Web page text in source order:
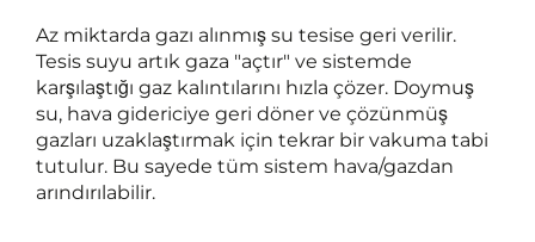
Az miktarda gazı alınmış su tesise geri verilir.
Tesis suyu artık gaza "açtır" ve sistemde
karşılaştığı gaz kalıntılarını hızla çözer. Doymuş
su, hava gidericiye geri döner ve çözünmüş
gazları uzaklaştırmak için tekrar bir vakuma tabi
tutulur. Bu sayede tüm sistem hava/gazdan
arındırılabilir.